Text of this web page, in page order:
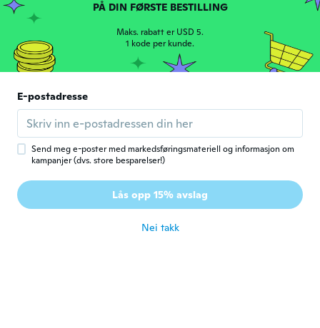
M Mariacristina
I Ble med i 2018
ca. 3 år siden
N Norma
Ble med i 2017 · 114 omtaler · 45 opplastinger
Very nice dress
PÅ DIN FØRSTE BESTILLING
Maks. rabatt er USD 5.
1 kode per kunde.
E-postadresse
Send meg e-poster med markedsføringsmateriell og informasjon om
kampanjer (dvs. store besparelser!)
Lås opp 15% avslag
Nei takk